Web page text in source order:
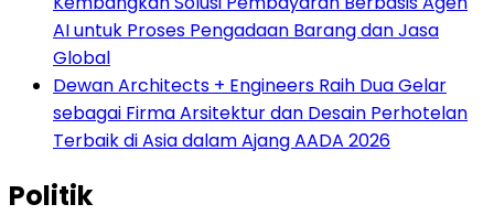
AI untuk Proses Pengadaan Barang dan Jasa
Global
Dewan Architects + Engineers Raih Dua Gelar
sebagai Firma Arsitektur dan Desain Perhotelan
Terbaik di Asia dalam Ajang AADA 2026
Politik